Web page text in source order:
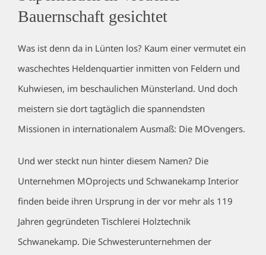
Bauernschaft gesichtet
Was ist denn da in Lünten los? Kaum einer vermutet ein
waschechtes Heldenquartier inmitten von Feldern und
Kuhwiesen, im beschaulichen Münsterland. Und doch
meistern sie dort tagtäglich die spannendsten
Missionen in internationalem Ausmaß: Die MOvengers.
Und wer steckt nun hinter diesem Namen? Die
Unternehmen MOprojects und Schwanekamp Interior
finden beide ihren Ursprung in der vor mehr als 119
Jahren gegründeten Tischlerei Holztechnik
Schwanekamp. Die Schwesterunternehmen der